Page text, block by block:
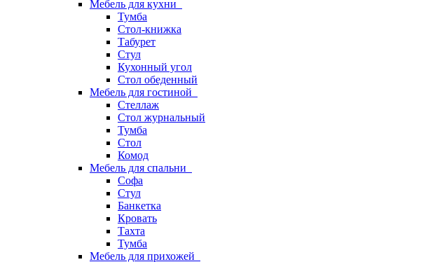
Мебель для кухни
Тумба
Стол-книжка
Табурет
Стул
Кухонный угол
Стол обеденный
Мебель для гостиной
Стеллаж
Стол журнальный
Тумба
Стол
Комод
Мебель для спальни
Софа
Стул
Банкетка
Кровать
Тахта
Тумба
Мебель для прихожей